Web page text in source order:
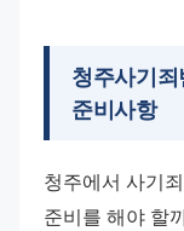
청주사기
준비사항
청주에서 사기
준비를 해야 할